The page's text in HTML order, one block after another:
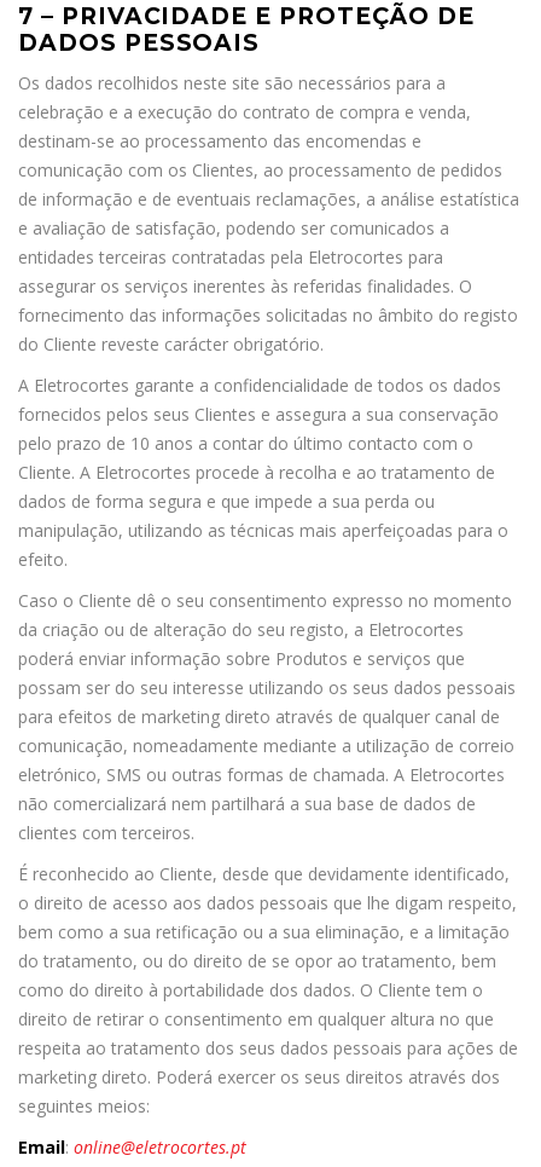
7 – PRIVACIDADE E PROTEÇÃO DE
DADOS PESSOAIS
Os dados recolhidos neste site são necessários para a
celebração e a execução do contrato de compra e venda,
destinam-se ao processamento das encomendas e
comunicação com os Clientes, ao processamento de pedidos
de informação e de eventuais reclamações, a análise estatística
e avaliação de satisfação, podendo ser comunicados a
entidades terceiras contratadas pela Eletrocortes para
assegurar os serviços inerentes às referidas finalidades. O
fornecimento das informações solicitadas no âmbito do registo
do Cliente reveste carácter obrigatório.
A Eletrocortes garante a confidencialidade de todos os dados
fornecidos pelos seus Clientes e assegura a sua conservação
pelo prazo de 10 anos a contar do último contacto com o
Cliente. A Eletrocortes procede à recolha e ao tratamento de
dados de forma segura e que impede a sua perda ou
manipulação, utilizando as técnicas mais aperfeiçoadas para o
efeito.
Caso o Cliente dê o seu consentimento expresso no momento
da criação ou de alteração do seu registo, a Eletrocortes
poderá enviar informação sobre Produtos e serviços que
possam ser do seu interesse utilizando os seus dados pessoais
para efeitos de marketing direto através de qualquer canal de
comunicação, nomeadamente mediante a utilização de correio
eletrónico, SMS ou outras formas de chamada. A Eletrocortes
não comercializará nem partilhará a sua base de dados de
clientes com terceiros.
É reconhecido ao Cliente, desde que devidamente identificado,
o direito de acesso aos dados pessoais que lhe digam respeito,
bem como a sua retificação ou a sua eliminação, e a limitação
do tratamento, ou do direito de se opor ao tratamento, bem
como do direito à portabilidade dos dados. O Cliente tem o
direito de retirar o consentimento em qualquer altura no que
respeita ao tratamento dos seus dados pessoais para ações de
marketing direto. Poderá exercer os seus direitos através dos
seguintes meios:
Email: online@eletrocortes.pt